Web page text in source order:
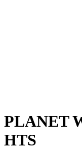
PLANET
HTS